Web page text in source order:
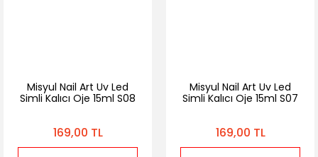
Misyul Nail Art Uv Led
Simli Kalıcı Oje 15ml S08
169,00 TL
Misyul Nail Art Uv Led
Simli Kalıcı Oje 15ml S07
169,00 TL